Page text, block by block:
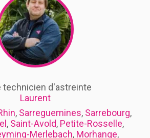
technicien d'astreinte
Laurent
, Sarreguemines, Sarrebourg,
, Saint-Avold, Petite-Rosselle,
Merlebach, Morhange,